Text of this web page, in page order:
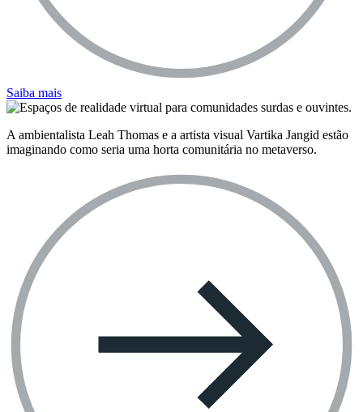
Saiba mais
A ambientalista Leah Thomas e a artista visual Vartika Jangid estão
imaginando como seria uma horta comunitária no metaverso.